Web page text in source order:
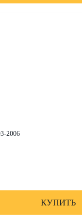
2006
КУПИТЬ